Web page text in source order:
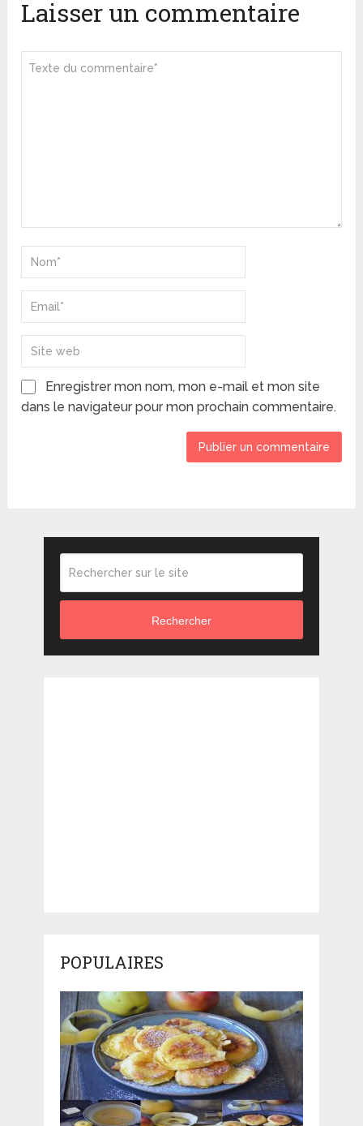
Laisser un commentaire
Enregistrer mon nom, mon e-mail et mon site
dans le navigateur pour mon prochain commentaire.
Rechercher
POPULAIRES